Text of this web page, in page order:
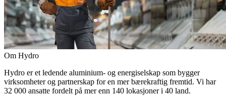
Om Hydro
Hydro er et ledende aluminium- og energiselskap som bygger
virksomheter og partnerskap for en mer bærekraftig fremtid. Vi har
32 000 ansatte fordelt på mer enn 140 lokasjoner i 40 land.